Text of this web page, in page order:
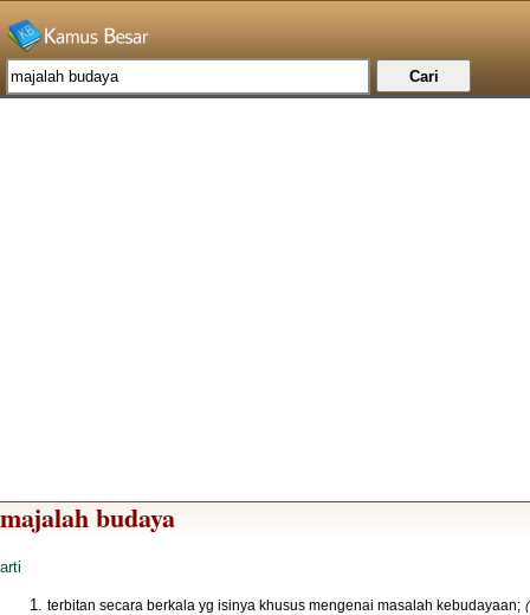
majalah budaya
arti
terbitan secara berkala yg isinya khusus mengenai masalah kebudayaan;